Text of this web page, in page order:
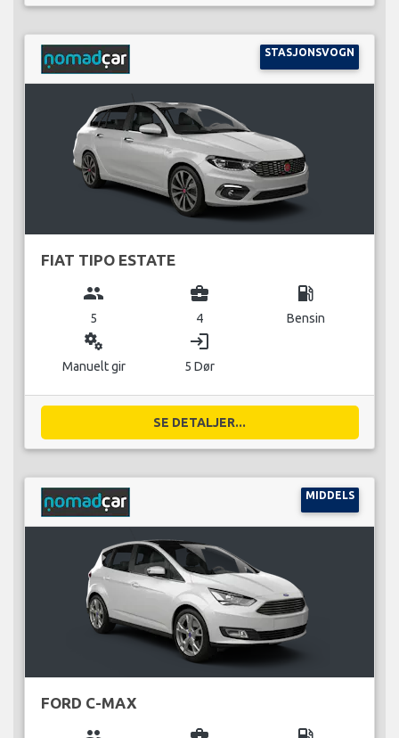
STASJONSVOGN
FIAT TIPO ESTATE
group
5
business_center
4
local_gas_station
Bensin
miscellaneous_services
Manuelt gir
login
5 Dør
SE DETALJER...
MIDDELS
FORD C-MAX